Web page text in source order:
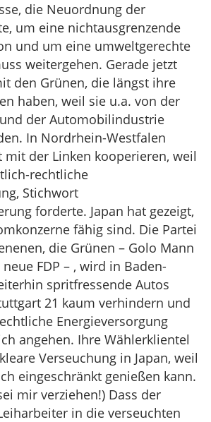
die Neuordnung der
um eine nichtausgrenzende
und um eine umweltgerechte
weitergehen. Gerade jetzt
den Grünen, die längst ihre
haben, weil sie u.a. von der
der Automobilindustrie
In Nordrhein-Westfalen
der Linken kooperieren, weil
rechtliche
Stichwort
forderte. Japan hat gezeigt,
fähig sind. Die Partei
die Grünen – Golo Mann
FDP – , wird in Baden-
spritfressende Autos
21 kaum verhindern und
Energieversorgung
angehen. Ihre Wählerklientel
Verseuchung in Japan, weil
eingeschränkt genießen kann.
mir verziehen!) Dass der
in die verseuchten